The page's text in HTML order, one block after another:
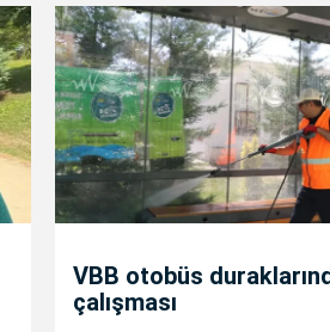
VBB otobüs
çalışması